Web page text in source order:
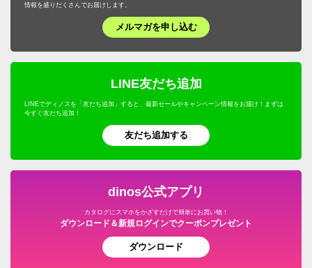
情報を盛りだくさんでお届けします。
メルマガを申し込む
LINE友だち追加
LINEでディノスを「友だち追加」すると、最新セールやキャンペーン情報をお届け！まずは
今すぐ友だち追加！
友だち追加する
dinos公式アプリ
カタログにスマホをかざすだけで簡単にお買い物！
ダウンロード＆新規ログインでクーポンプレゼント
ダウンロード